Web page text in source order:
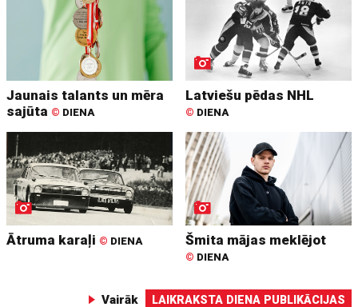
Jaunais talants un mēra
sajūta © DIENA
Latviešu pēdas NHL
© DIENA
Ātruma karaļi © DIENA Šmita mājas meklējot
© DIENA
Vairāk LAIKRAKSTA DIENA PUBLIKĀCIJAS